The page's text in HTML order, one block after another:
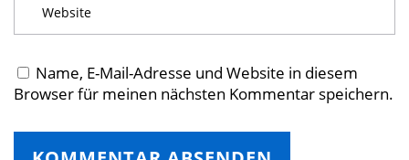
Name, E-Mail-Adresse und Website in diesem
Browser für meinen nächsten Kommentar speichern.